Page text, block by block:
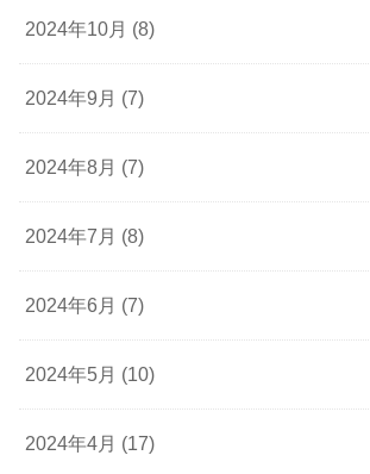
2024年10月 (8)
2024年9月 (7)
2024年8月 (7)
2024年7月 (8)
2024年6月 (7)
2024年5月 (10)
2024年4月 (17)